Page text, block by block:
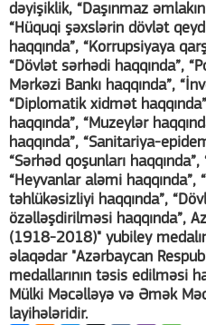
dəyişiklik, “Daşınmaz
“Hüquqi şəxslərin dövlət
haqqında”, “Korrupsiyaya
“Dövlət sərhədi haqqında”,
Mərkəzi Bankı haqqında”,
“Diplomatik xidmət
haqqında”, “Muzeylər
haqqında”, “Sanitariya-
“Sərhəd qoşunları haqqında”,
“Heyvanlar aləmi haqqında”,
təhlükəsizliyi haqqında”,
özəlləşdirilməsi haqqında”,
(1918-2018)" yubiley
əlaqədar "Azərbaycan
medallarının təsis edilməsi
Mülki Məcəlləyə və Əmək
layihələridir.